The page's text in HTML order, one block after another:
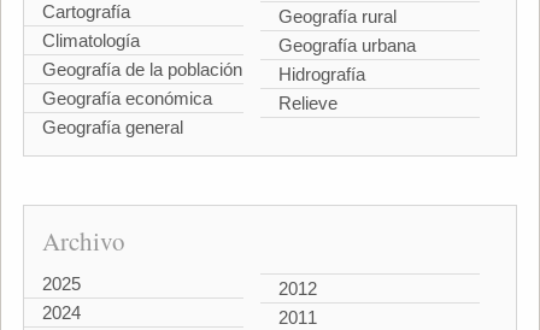
Cartografía
Climatología
Geografía de la población
Geografía económica
Geografía general
Geografía rural
Geografía urbana
Hidrografía
Relieve
Archivo
2025
2024
2012
2011